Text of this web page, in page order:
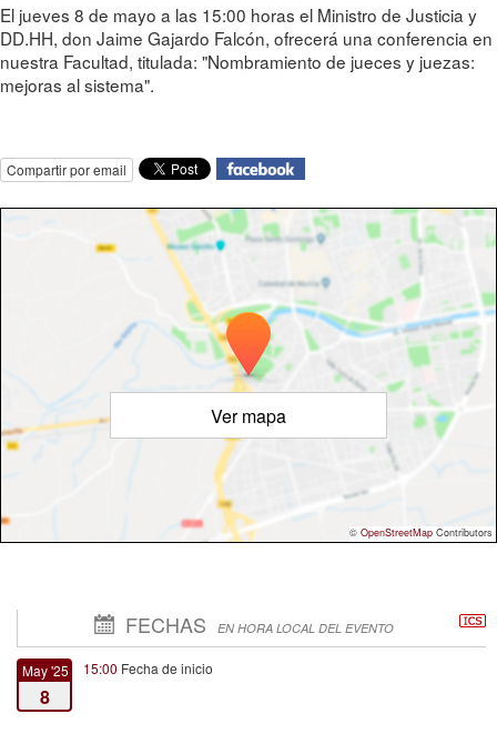
El jueves 8 de mayo a las 15:00 horas el Ministro de Justicia y
DD.HH, don Jaime Gajardo Falcón, ofrecerá una conferencia en
nuestra Facultad, titulada: "Nombramiento de jueces y juezas:
mejoras al sistema".
Compartir por email
Ver mapa
© OpenStreetMap Contributors
FECHAS EN HORA LOCAL DEL EVENTO
May '25
8
15:00 Fecha de inicio